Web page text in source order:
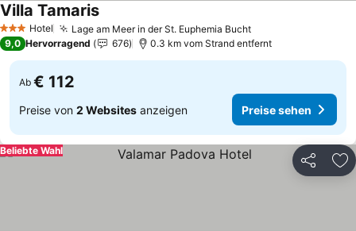
3 SterneHotel Lage am Meer in der St. Euphemia BuchtPreise sehen
Villa TamarisPreise sehen
9,0 Hervorragend 676 0.3 km vom Strand entfernt
Ab € 112
Preise von 2 Websites anzeigen Preise sehen
Teilen
Beliebte Wahl